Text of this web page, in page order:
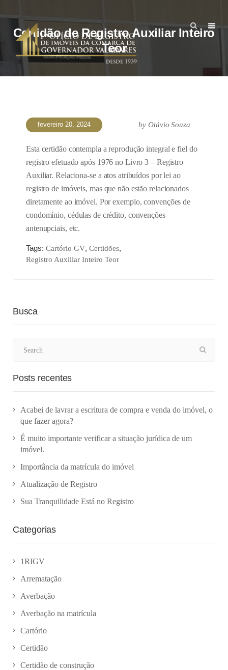
Certidão de Registro Auxiliar Inteiro
Teor
fevereiro 20, 2024 byOtávio Souza
Esta certidão contempla a reprodução integral e fiel do
registro efetuado após 1976 no Livro 3 – Registro
Auxiliar. Relaciona-se a atos atribuídos por lei ao
registro de imóveis, mas que não estão relacionados
diretamente ao imóvel. Por exemplo, convenções de
condomínio, cédulas de crédito, convenções
antenupciais, etc.
Tags: Cartório GV, Certidões,
Registro Auxiliar Inteiro Teor
Busca
Posts recentes
Acabei de lavrar a escritura de compra e venda do imóvel, o
que fazer agora?
É muito importante verificar a situação jurídica de um
imóvel.
Importância da matrícula do imóvel
Atualização de Registro
Sua Tranquilidade Está no Registro
Categorias
1RIGV
Arrematação
Averbação
Averbação na matrícula
Cartório
Certidão
Certidão de construção